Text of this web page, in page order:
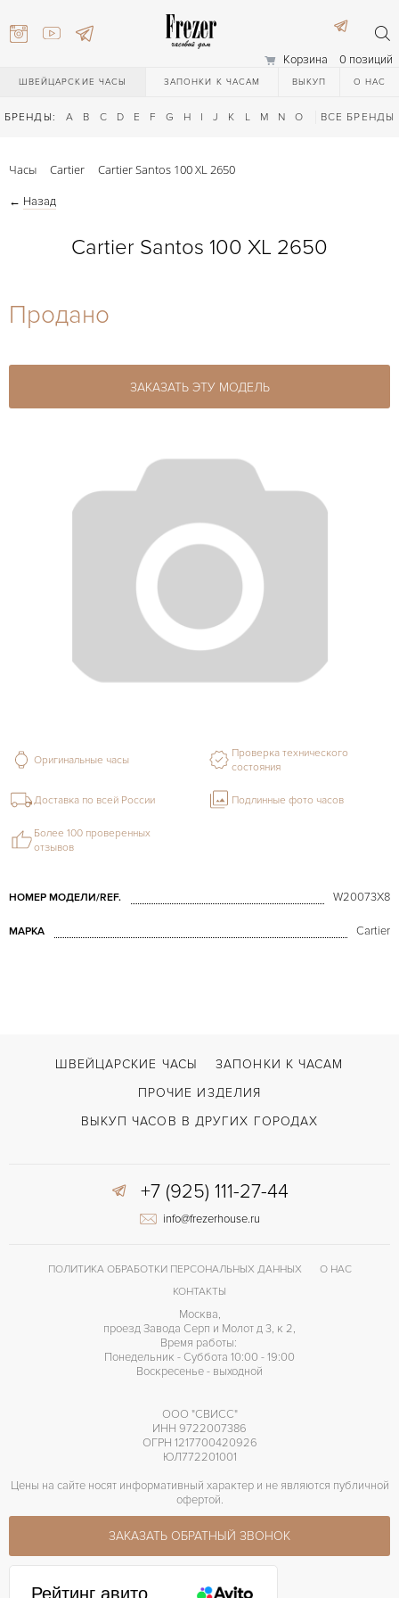
Корзина 0 позиций
ШВЕЙЦАРСКИЕ ЧАСЫ ЗАПОНКИ К ЧАСАМ ВЫКУП О НАС
БРЕНДЫ: A B C D E F G H I J K L M N O Q R S T
ВСЕ БРЕНДЫ
27-44
27-44
Часы Cartier Cartier Santos 100 XL 2650
← Назад
Cartier Santos 100 XL 2650
Продано
ЗАКАЗАТЬ ЭТУ МОДЕЛЬ
НОМЕР МОДЕЛИ/REF. W20073X8
МАРКА Cartier
Оригинальные часы
Проверка технического
состояния
Доставка по всей России Подлинные фото часов
Более 100 проверенных
отзывов
ШВЕЙЦАРСКИЕ ЧАСЫ
ЗАПОНКИ К ЧАСАМ
ПРОЧИЕ ИЗДЕЛИЯ
ВЫКУП ЧАСОВ В ДРУГИХ ГОРОДАХ
+7 (925) 111-27-44
info@frezerhouse.ru
ПОЛИТИКА ОБРАБОТКИ ПЕРСОНАЛЬНЫХ ДАННЫХ
О НАС
КОНТАКТЫ
Москва,
проезд Завода Серп и Молот д 3, к 2,
Время работы:
Понедельник - Суббота 10:00 - 19:00
Воскресенье - выходной
ООО "СВИСС"
ИНН 9722007386
ОГРН 1217700420926
ЮЛ772201001
Цены на сайте носят информативный характер и не являются публичной
офертой.
ЗАКАЗАТЬ ОБРАТНЫЙ ЗВОНОК
Рейтинг авито